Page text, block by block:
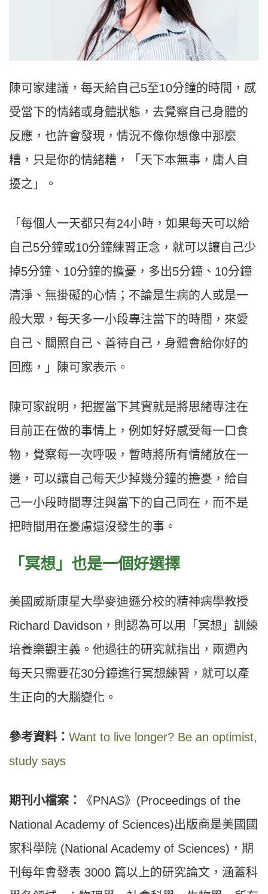
陳可家建議，每天給自己5至10分鐘的時間，感
受當下的情緒或身體狀態，去覺察自己身體的
反應，也許會發現，情況不像你想像中那麼
糟，只是你的情緒糟，「天下本無事，庸人自
擾之」。
「每個人一天都只有24小時，如果每天可以給
自己5分鐘或10分鐘練習正念，就可以讓自己少
掉5分鐘、10分鐘的擔憂，多出5分鐘、10分鐘
清淨、無掛礙的心情；不論是生病的人或是一
般大眾，每天多一小段專注當下的時間，來愛
自己、關照自己、善待自己，身體會給你好的
回應，」陳可家表示。
陳可家說明，把握當下其實就是將思緒專注在
目前正在做的事情上，例如好好感受每一口食
物，覺察每一次呼吸，暫時將所有情緒放在一
邊，可以讓自己每天少掉幾分鐘的擔憂，給自
己一小段時間專注與當下的自己同在，而不是
把時間用在憂慮還沒發生的事。
「冥想」也是一個好選擇
美國威斯康星大學麥迪遜分校的精神病學教授
Richard Davidson，則認為可以用「冥想」訓練
培養樂觀主義。他過往的研究就指出，兩週內
每天只需要花30分鐘進行冥想練習，就可以產
生正向的大腦變化。
參考資料： Want to live longer? Be an optimist,
study says
期刊小檔案：
《PNAS》(Proceedings of the
National Academy of Sciences)出版商是美國國
家科學院 (National Academy of Sciences)，期
刊每年會發表 3000 篇以上的研究論文，涵蓋科